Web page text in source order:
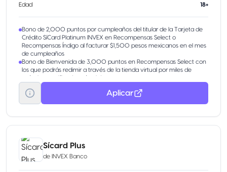
Edad
18+
Bono de 2,000 puntos por cumpleaños del titular de la Tarjeta de
Crédito SíCard Platinum INVEX en Recompensas Select o
Recompensas Índigo al facturar $1,500 pesos mexicanos en el mes
de cumpleaños
Bono de Bienvenida de 3,000 puntos en Recompensas Select con
los que podrás redimir a través de la tienda virtual por miles de
artículos, certificados y/o viajes.
Aplicar
Sícard Plus
de INVEX Banco